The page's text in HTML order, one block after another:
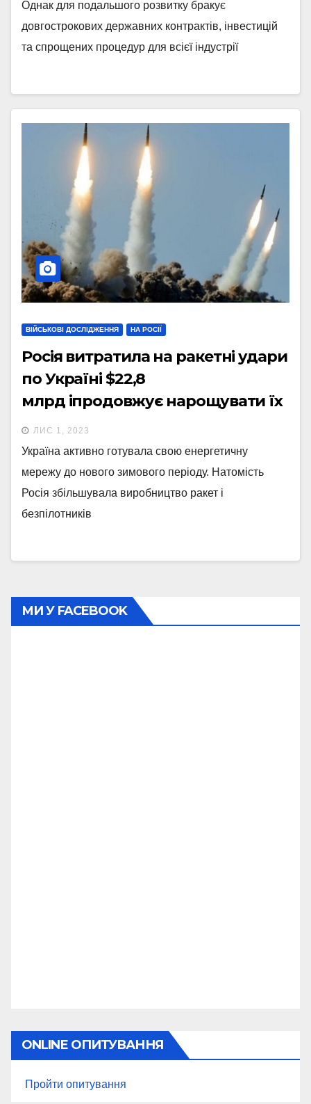
Однак для подальшого розвитку бракує
довгострокових державних контрактів, інвестицій
та спрощених процедур для всієї індустрії
ВІЙСЬКОВІ ДОСЛІДЖЕННЯ НА РОСІЇ
Росія витратила на ракетні удари
по Україні $22,8
млрд іпродовжує нарощувати їх
виробництво. Чого очікувати від
ворога цієї зими? Підрахунки
Forbes
ЛИС 1, 2023
Україна активно готувала свою енергетичну
мережу до нового зимового періоду. Натомість
Росія збільшувала виробництво ракет і
безпілотників
МИ У FACEBOOK
ONLINE ОПИТУВАННЯ
Пройти опитування